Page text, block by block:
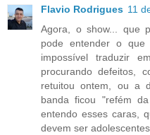
Flavio Rodrigues 11
Agora, o show... que
pode entender o
impossível traduzir
procurando defeitos,
retuitou ontem, ou a
banda ficou "refém
entendo esses caras,
devem ser